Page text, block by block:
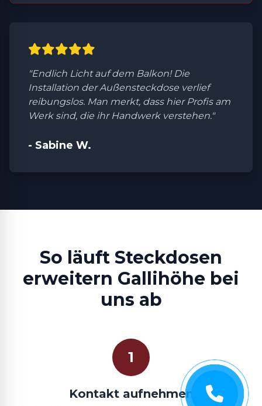
"Endlich Licht auf dem Balkon! Die
Installation der Außensteckdose verlief
reibungslos. Man merkt, dass hier Profis am
Werk sind, die ihr Handwerk verstehen."
- Sabine W.
So läuft Steckdosen
erweitern Gallihöhe bei
uns ab
1
Kontakt aufnehmen